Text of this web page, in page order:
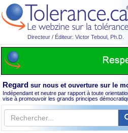
Directeur / Éditeur: Victor Teboul, Ph.D.
Regard sur nous et ouverture sur le
Indépendant et neutre par rapport à toute
vise à promouvoir les grands principes